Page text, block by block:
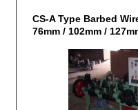
CS-A Type Barbed
76mm / 102mm /